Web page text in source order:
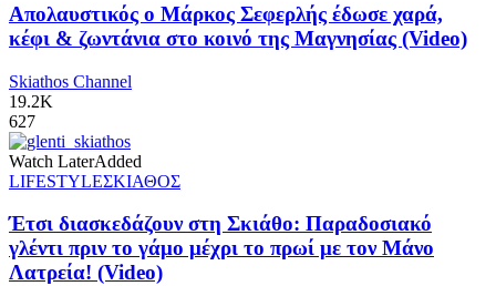
Απολαυστικός ο Μάρκος Σεφερλής έδωσε χαρά,
κέφι & ζωντάνια στο κοινό της Μαγνησίας (Video)
Skiathos Channel
19.2K
627
Watch LaterAdded
LIFESTYLEΣΚΙΑΘΟΣ
Έτσι διασκεδάζουν στη Σκιάθο: Παραδοσιακό
γλέντι πριν το γάμο μέχρι το πρωί με τον Μάνο
Λατρεία! (Video)